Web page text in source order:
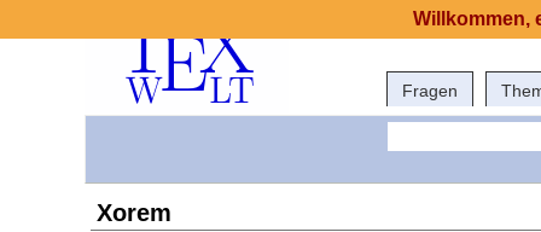
Fragen
Xorem
Willkommen,